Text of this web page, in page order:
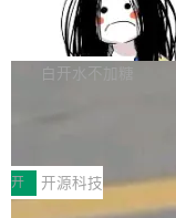
容的百科平台，被马
维基百科的替代方案
热门页面还是低关注
声明 LocaleResolver
erceptor…五六步之后
本。 Solon 换了个方
Apache Doris 4.1
支持 UPDATE、
erg V3
Apache Doris 4.1 要
半。在已有查询能力
常维护操作，并完整支
白开水不加糖
村国家自主创新示范区
由中关村智联软件服
开 开源科技